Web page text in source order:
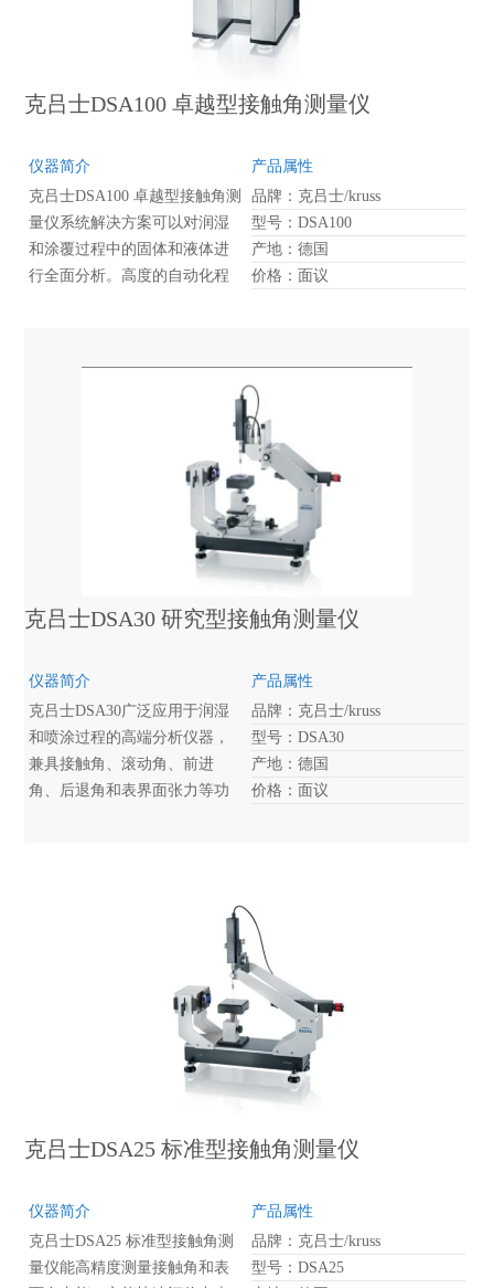
克吕士DSA100 卓越型接触角测量仪
仪器简介
克吕士DSA100 卓越型接触角测
量仪系统解决方案可以对润湿
和涂覆过程中的固体和液体进
行全面分析。高度的自动化程
产品属性
品牌：克吕士/kruss
型号：DSA100
产地：德国
价格：面议
克吕士DSA30 研究型接触角测量仪
仪器简介
克吕士DSA30广泛应用于润湿
和喷涂过程的高端分析仪器，
兼具接触角、滚动角、前进
角、后退角和表界面张力等功
产品属性
品牌：克吕士/kruss
型号：DSA30
产地：德国
价格：面议
克吕士DSA25 标准型接触角测量仪
仪器简介
克吕士DSA25 标准型接触角测
量仪能高精度测量接触角和表
产品属性
品牌：克吕士/kruss
型号：DSA25